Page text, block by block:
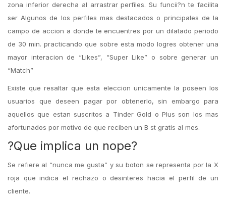
zona inferior derecha al arrastrar perfiles. Su funcii?n te facilita
ser Algunos de los perfiles mas destacados o principales de la
campo de accion a donde te encuentres por un dilatado periodo
de 30 min. practicando que sobre esta modo logres obtener una
mayor interacion de “Likes”, “Super Like” o sobre generar un
“Match”
Existe que resaltar que esta eleccion unicamente la poseen los
usuarios que deseen pagar por obtenerlo, sin embargo para
aquellos que estan suscritos a Tinder Gold o Plus son los mas
afortunados por motivo de que reciben un B st gratis al mes.
?Que implica un nope?
Se refiere al “nunca me gusta” y su boton se representa por la X
roja que indica el rechazo o desinteres hacia el perfil de un
cliente.